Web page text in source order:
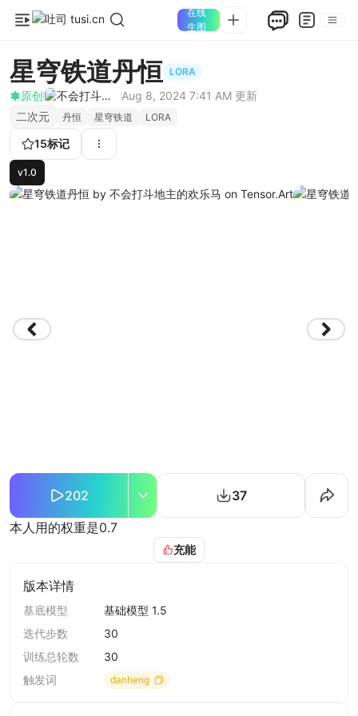
在线
生图
星穹铁道丹恒 LORA
原创 不会打斗地主的欢乐马 Aug 8, 2024 7:41 AM 更新
二次元
丹恒 星穹铁道 LORA
15标记
v1.0
202
37
本人用的权重是0.7
充能
版本详情
基底模型
基础模型 1.5
迭代步数
30
训练总轮数
30
触发词
danheng